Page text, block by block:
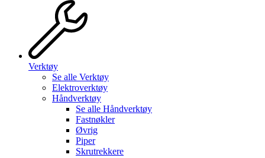
Verktøy
Se alle Verktøy
Elektroverktøy
Håndverktøy
Se alle Håndverktøy
Fastnøkler
Øvrig
Piper
Skrutrekkere